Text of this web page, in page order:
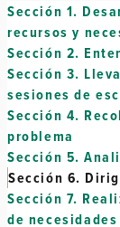
Sección 1.
recursos y
Sección 2.
Sección 3.
sesiones de
Sección 4.
problema
Sección 5.
Sección 6.
Sección 7.
de necesidades